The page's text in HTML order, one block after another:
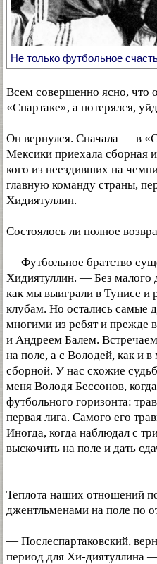
Не только футбольное
Всем совершенно ясно, что
«Спартаке», а потерялся,
Он вернулся. Сначала — в
Мексики приехала сборная
кого из неездивших на
главную команду страны,
Хидиятуллин.
Состоялось ли полное
— Футбольное братство
Хидиятуллин. — Без малого
как мы выиграли в Тунисе и
клубам. Но остались самые
многими из ребят и прежде
и Андреем Балем.
на поле, а с Володей, как и
сборной. У нас схожие
меня Володя Бессонов,
футбольного горизонта:
первая лига. Самого его
Иногда, когда наблюдал с
выскочить на поле и дать
Теплота наших отношений
джентльменами на поле по
— Послеспартаковский,
период для Хи-диятуллина